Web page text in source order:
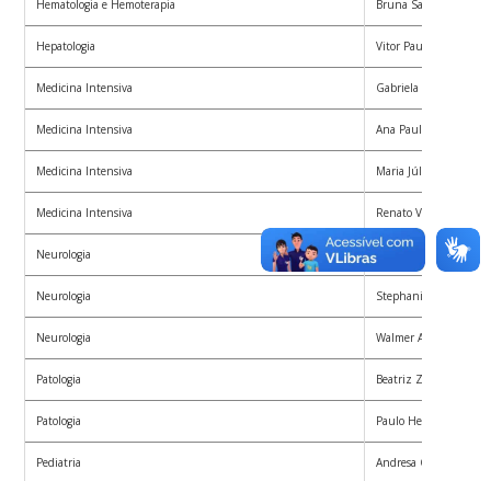
Hematologia e Hemoterapia Bruna Sacoman
Hepatologia Vitor Paulo
Medicina Intensiva Gabriela Mendonça
Medicina Intensiva Ana Paula Suszek
Medicina Intensiva Maria Júlia Oliveira
Medicina Intensiva Renato Vianna
Neurologia Sonia Regina Parrella
Neurologia Stephanie de Paula
Neurologia Walmer Alfredo Silva
Patologia Beatriz Zimmermann
Patologia Paulo Henrique
Pediatria Andresa Cristine